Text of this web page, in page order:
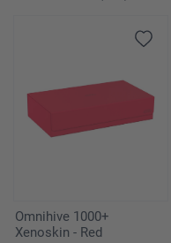
Omnihive 1000+
Xenoskin - Red